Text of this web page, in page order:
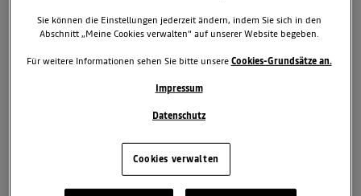
TAGS & KATEGORIEN
Alpine News Motorsport
Demonstrations- und Entwicklungsfahrzeug der dritten
Sie können die Einstellungen jederzeit ändern, indem Sie sich in den
Abschnitt „Meine Cookies verwalten“ auf unserer Website begeben.
Für weitere Informationen sehen Sie bitte unsereCookies-Grundsätze an.
Impressum
Datenschutz
Cookies verwalten